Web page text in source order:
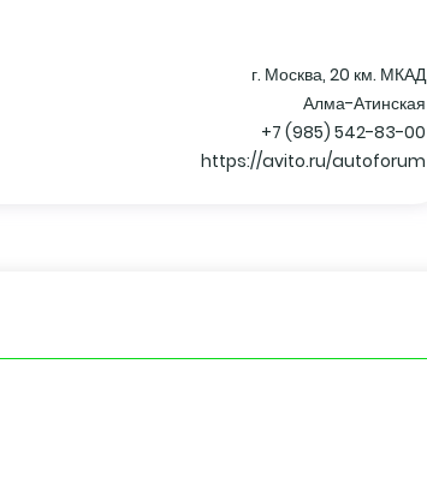
г. Москва, 20 км. МКАД
Алма-Атинская
+7 (985) 542-83-00
https://avito.ru/autoforum